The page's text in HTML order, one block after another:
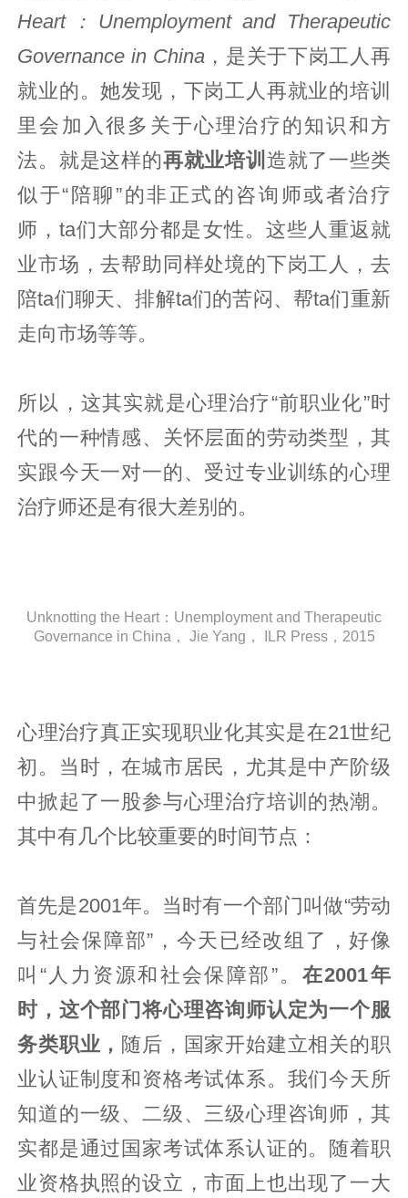
Heart：Unemployment and Therapeutic
Governance in China，是关于下岗工人再
就业的。她发现，下岗工人再就业的培训
里会加入很多关于心理治疗的知识和方
法。就是这样的再就业培训 造就了一些类
似于“陪聊”的非正式的咨询师或者治疗
师，ta们大部分都是女性。这些人重返就
业市场，去帮助同样处境的下岗工人，去
陪ta们聊天、排解ta们的苦闷、帮ta们重新
走向市场等等。
所以，这其实就是心理治疗“前职业化”时
代的一种情感、关怀层面的劳动类型，其
实跟今天一对一的、受过专业训练的心理
治疗师还是有很大差别的。
Unknotting the Heart：Unemployment and Therapeutic
Governance in China， Jie Yang， ILR Press，2015
心理治疗真正实现职业化其实是在21世纪
初。当时，在城市居民，尤其是中产阶级
中掀起了一股参与心理治疗培训的热潮。
其中有几个比较重要的时间节点：
首先是2001年。当时有一个部门叫做“劳动
与社会保障部”，今天已经改组了，好像
叫“人力资源和社会保障部”。 在2001年
时，这个部门将心理咨询师认定为一个服
务类职业， 随后，国家开始建立相关的职
业认证制度和资格考试体系。我们今天所
知道的一级、二级、三级心理咨询师，其
实都是通过国家考试体系认证的。随着职
业资格执照的设立，市面上也出现了一大